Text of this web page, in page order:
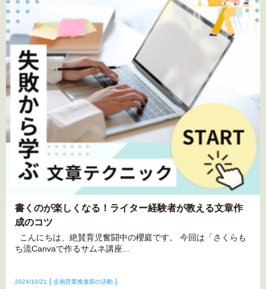
書くのが楽しくなる！ライター経験者が教える文章作
成のコツ
こんにちは、絶賛育児奮闘中の櫻庭です。 今回は「さくらも
ち流Canvaで作るサムネ講座...
2024/10/21 企画営業推進部の活動